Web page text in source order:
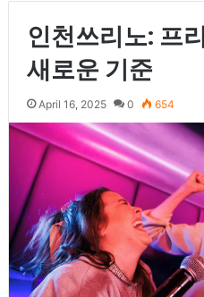
인천쓰리노: 프
새로운 기준
April 16, 2025 0 654